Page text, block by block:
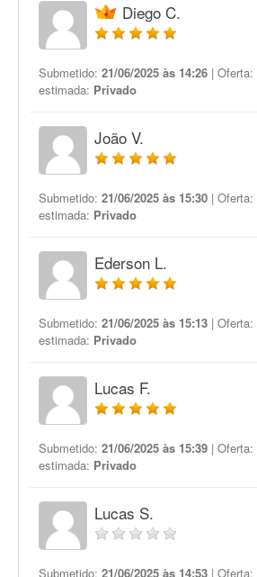
Diego C.
Submetido: 21/06/2025 às 14:26 | Oferta:
estimada: Privado
João V.
Submetido: 21/06/2025 às 15:30 | Oferta:
estimada: Privado
Ederson L.
Submetido: 21/06/2025 às 15:13 | Oferta:
estimada: Privado
Lucas F.
Submetido: 21/06/2025 às 15:39 | Oferta:
estimada: Privado
Lucas S.
Submetido: 21/06/2025 às 14:53 | Oferta: